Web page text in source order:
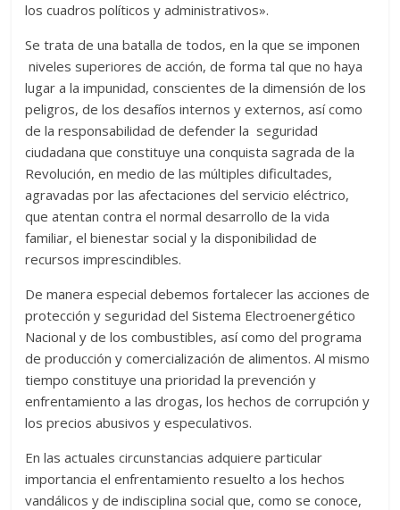
los cuadros políticos y administrativos».
Se trata de una batalla de todos, en la que se imponen
niveles superiores de acción, de forma tal que no haya
lugar a la impunidad, conscientes de la dimensión de los
peligros, de los desafíos internos y externos, así como
de la responsabilidad de defender la seguridad
ciudadana que constituye una conquista sagrada de la
Revolución, en medio de las múltiples dificultades,
agravadas por las afectaciones del servicio eléctrico,
que atentan contra el normal desarrollo de la vida
familiar, el bienestar social y la disponibilidad de
recursos imprescindibles.
De manera especial debemos fortalecer las acciones de
protección y seguridad del Sistema Electroenergético
Nacional y de los combustibles, así como del programa
de producción y comercialización de alimentos. Al mismo
tiempo constituye una prioridad la prevención y
enfrentamiento a las drogas, los hechos de corrupción y
los precios abusivos y especulativos.
En las actuales circunstancias adquiere particular
importancia el enfrentamiento resuelto a los hechos
vandálicos y de indisciplina social que, como se conoce,